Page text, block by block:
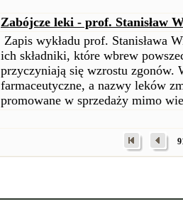
Zabójcze leki - prof. Stanisław
Zapis wykładu prof. Stanisława
ich składniki, które wbrew
przyczyniają się wzrostu zgonów.
farmaceutyczne, a nazwy leków
promowane w sprzedaży mimo
9